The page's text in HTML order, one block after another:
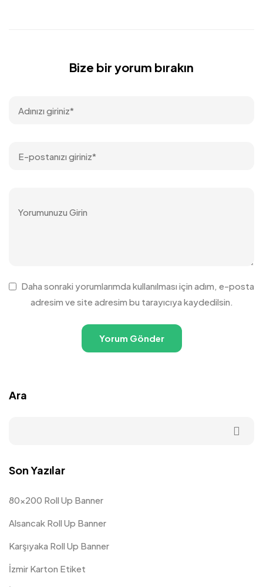
Bize bir yorum bırakın
Daha sonraki yorumlarımda kullanılması için adım, e-posta
adresim ve site adresim bu tarayıcıya kaydedilsin.
Ara
Son Yazılar
80×200 Roll Up Banner
Alsancak Roll Up Banner
Karşıyaka Roll Up Banner
İzmir Karton Etiket